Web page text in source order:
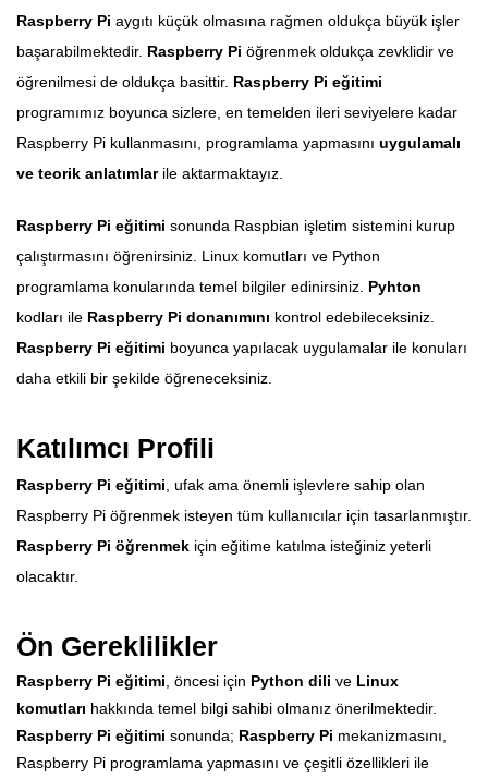
Raspberry Pi aygıtı küçük olmasına rağmen oldukça büyük işler
başarabilmektedir. Raspberry Pi öğrenmek oldukça zevklidir ve
öğrenilmesi de oldukça basittir. Raspberry Pi eğitimi
programımız boyunca sizlere, en temelden ileri seviyelere kadar
Raspberry Pi kullanmasını, programlama yapmasını uygulamalı
ve teorik anlatımlarile aktarmaktayız.
Raspberry Pi eğitimi sonunda Raspbian işletim sistemini kurup
çalıştırmasını öğrenirsiniz. Linux komutları ve Python
programlama konularında temel bilgiler edinirsiniz. Pyhton
kodları ile Raspberry Pi donanımını kontrol edebileceksiniz.
Raspberry Pi eğitimi boyunca yapılacak uygulamalar ile konuları
daha etkili bir şekilde öğreneceksiniz.
Katılımcı Profili
Raspberry Pi eğitimi , ufak ama önemli işlevlere sahip olan
Raspberry Pi öğrenmek isteyen tüm kullanıcılar için tasarlanmıştır.
Raspberry Pi öğrenmek için eğitime katılma isteğiniz yeterli
olacaktır.
Ön Gereklilikler
Raspberry Pi eğitimi , öncesi için Python dili ve Linux
komutları hakkında temel bilgi sahibi olmanız önerilmektedir.
Raspberry Pi eğitimi sonunda; Raspberry Pi mekanizmasını,
Raspberry Pi programlama yapmasını ve çeşitli özellikleri ile